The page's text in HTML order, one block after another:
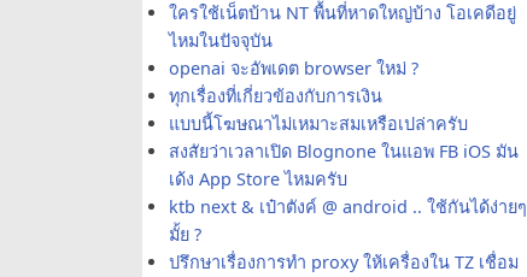
ใครใช้เน็ตบ้าน NT พื้นที่หาดใหญ่บ้าง โอเคดีอยู่
ไหมในปัจจุบัน
openai จะอัพเดต browser ใหม่ ?
ทุกเรื่องที่เกี่ยวข้องกับการเงิน
แบบนี้โฆษณาไม่เหมาะสมเหรือเปล่าครับ
สงสัยว่าเวลาเปิด Blognone ในแอพ FB iOS มัน
เด้ง App Store ไหมครับ
ktb next & เป๋าตังค์ @ android .. ใช้กันได้ง่ายๆ
มั้ย ?
ปรึกษาเรื่องการทำ proxy ให้เครื่องใน TZ เชื่อม